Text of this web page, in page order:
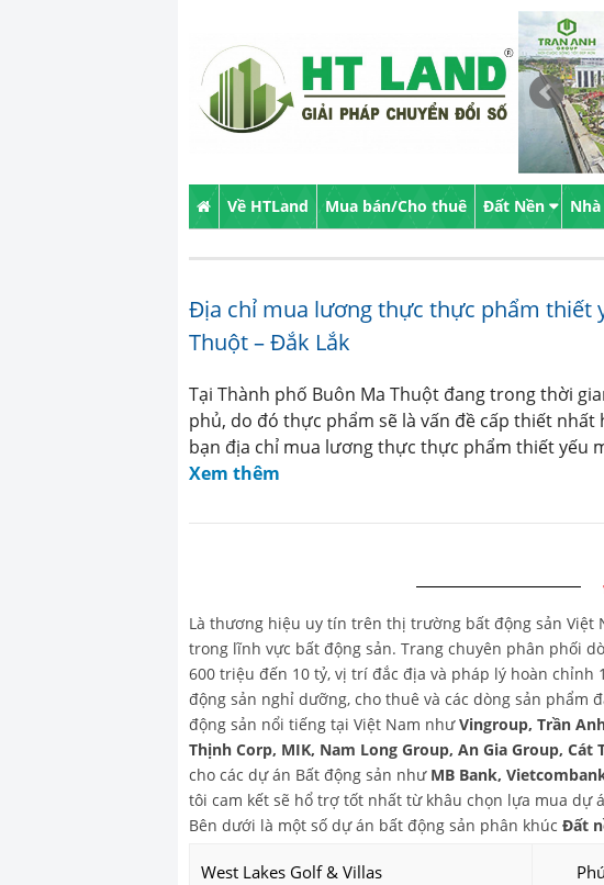
Về HTLand Mua bán/Cho thuê Đất Nền
Địa chỉ mua lương thực thực phẩm thiết
Thuột – Đắk Lắk
Tại Thành phố Buôn Ma Thuột đang trong thời
phủ, do đó thực phẩm sẽ là vấn đề cấp thiết nhất
bạn địa chỉ mua lương thực thực phẩm thiết yếu
Xem thêm
Là thương hiệu uy tín trên thị trường bất động sản Việt
trong lĩnh vực bất động sản. Trang chuyên phân phối
600 triệu đến 10 tỷ, vị trí đắc địa và pháp lý hoàn chỉnh
động sản nghỉ dưỡng, cho thuê và các dòng sản
động sản nổi tiếng tại Việt Nam nhưVingroup, Trần
Thịnh Corp, MIK, Nam Long Group, An Gia Group,
cho các dự án Bất động sản như MB Bank,
tôi cam kết sẽ hổ trợ tốt nhất từ khâu chọn lựa mua dự
Bên dưới là một số dự án bất động sản phân khúc Đất
West Lakes Golf & Villas